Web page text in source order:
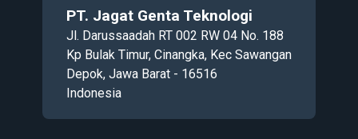
PT. Jagat Genta Teknologi
Jl. Darussaadah RT 002 RW 04 No. 188
Kp Bulak Timur, Cinangka, Kec Sawangan
Depok, Jawa Barat - 16516
Indonesia